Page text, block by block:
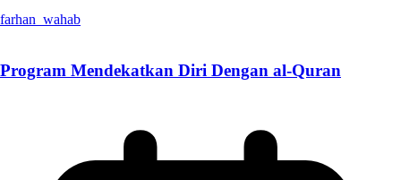
farhan_wahab
Program Mendekatkan Diri Dengan al-Quran